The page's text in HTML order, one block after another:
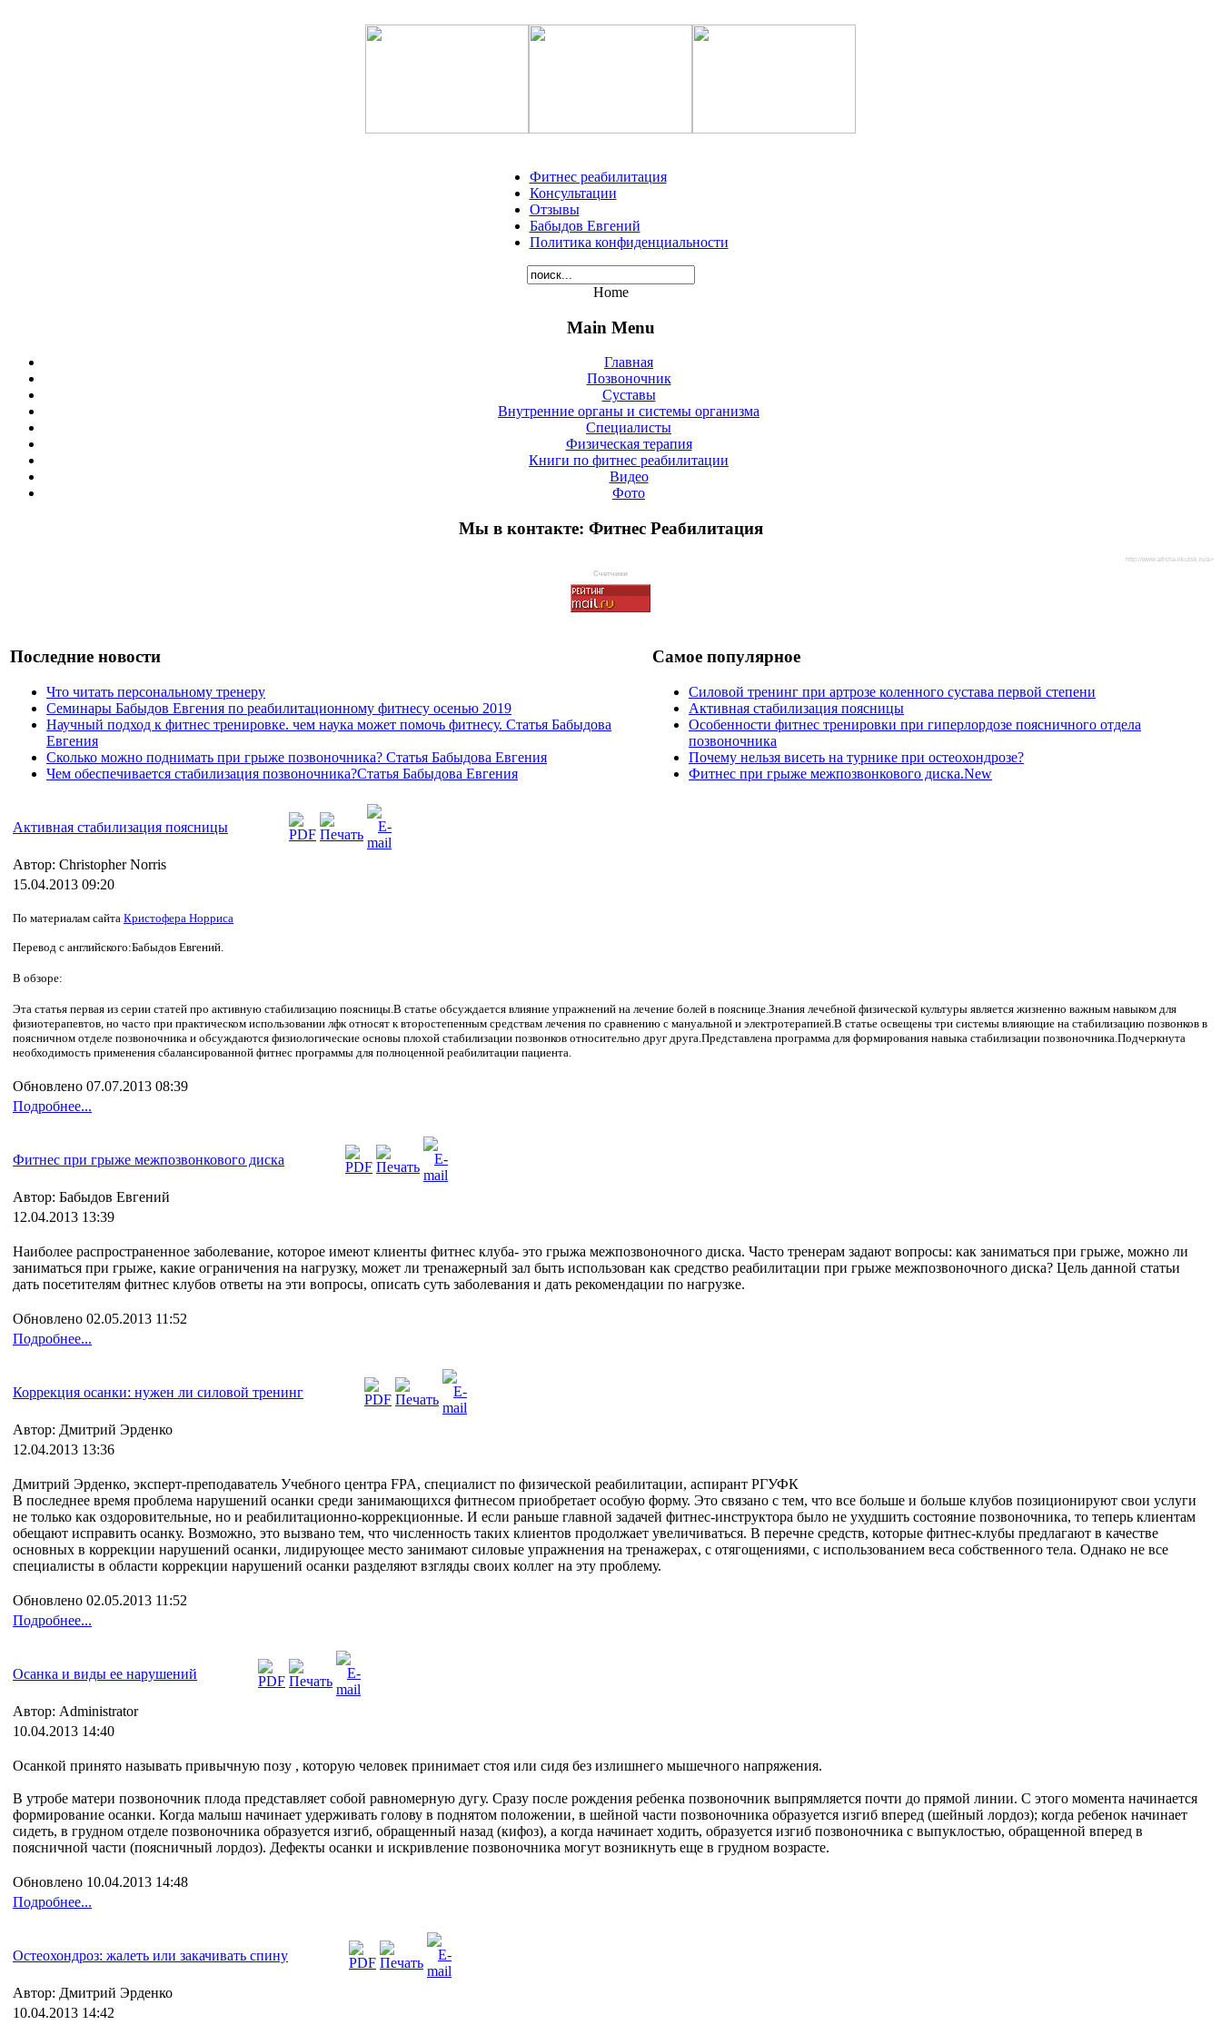
Фитнес реабилитация
Консультации
Отзывы
Бабыдов Евгений
Политика конфиденциальности
Home
Main Menu
Главная
Позвоночник
Суставы
Внутренние органы и системы организма
Специалисты
Физическая терапия
Книги по фитнес реабилитации
Видео
Фото
Мы в контакте: Фитнес Реабилитация
http://www.afisha-irkutsk.ru/a>
Счетчики
Последние новости
Что читать персональному тренеру
Семинары Бабыдов Евгения по реабилитационному фитнесу осенью 2019
Научный подход к фитнес тренировке. чем наука может помочь фитнесу. Статья Бабыдова
Евгения
Сколько можно поднимать при грыже позвоночника? Статья Бабыдова Евгения
Чем обеспечивается стабилизация позвоночника?Статья Бабыдова Евгения
Самое популярное
Силовой тренинг при артрозе коленного сустава первой степени
Активная стабилизация поясницы
Особенности фитнес тренировки при гиперлордозе пояcничного отдела
позвоночника
Почему нельзя висеть на турнике при остеохондрозе?
Фитнес при грыже межпозвонкового диска.New
Активная стабилизация поясницы
Автор: Christopher Norris
15.04.2013 09:20
По материалам сайта Кристофера Норриса
Перевод с английского:Бабыдов Евгений.
В обзоре:
Эта статья первая из серии статей про активную стабилизацию поясницы.В статье обсуждается влияние упражнений на лечение болей в пояснице.Знания лечебной физической культуры является жизненно важным навыком для
физиотерапевтов, но часто при практическом использовании лфк относят к второстепенным средствам лечения по сравнению с мануальной и электротерапией.В статье освещены три системы влияющие на стабилизацию позвонков в
поясничном отделе позвоночника и обсуждаются физиологические основы плохой стабилизации позвонков относительно друг друга.Представлена программа для формирования навыка стабилизации позвоночника.Подчеркнута
необходимость применения сбалансированной фитнес программы для полноценной реабилитации пациента.
Обновлено 07.07.2013 08:39
Подробнее...
Фитнес при грыже межпозвонкового диска
Автор: Бабыдов Евгений
12.04.2013 13:39
Наиболее распространенное заболевание, которое имеют клиенты фитнес клуба- это грыжа межпозвоночного диска. Часто тренерам задают вопросы: как заниматься при грыже, можно ли
заниматься при грыже, какие ограничения на нагрузку, может ли тренажерный зал быть использован как средство реабилитации при грыже межпозвоночного диска? Цель данной статьи
дать посетителям фитнес клубов ответы на эти вопросы, описать суть заболевания и дать рекомендации по нагрузке.
Обновлено 02.05.2013 11:52
Подробнее...
Коррекция осанки: нужен ли силовой тренинг
Автор: Дмитрий Эрденко
12.04.2013 13:36
Дмитрий Эрденко, эксперт-преподаватель Учебного центра FPA, специалист по физической реабилитации, аспирант РГУФК
В последнее время проблема нарушений осанки среди занимающихся фитнесом приобретает особую форму. Это связано с тем, что все больше и больше клубов позиционируют свои услуги
не только как оздоровительные, но и реабилитационно-коррекционные. И если раньше главной задачей фитнес-инструктора было не ухудшить состояние позвоночника, то теперь клиентам
обещают исправить осанку. Возможно, это вызвано тем, что численность таких клиентов продолжает увеличиваться. В перечне средств, которые фитнес-клубы предлагают в качестве
основных в коррекции нарушений осанки, лидирующее место занимают силовые упражнения на тренажерах, с отягощениями, с использованием веса собственного тела. Однако не все
специалисты в области коррекции нарушений осанки разделяют взгляды своих коллег на эту проблему.
Обновлено 02.05.2013 11:52
Подробнее...
Осанка и виды ее нарушений
Автор: Administrator
10.04.2013 14:40
Осанкой принято называть привычную позу , которую человек принимает стоя или сидя без излишнего мышечного напряжения.
В утробе матери позвоночник плода представляет собой равномерную дугу. Сразу после рождения ребенка позвоночник выпрямляется почти до прямой линии. С этого момента начинается
формирование осанки. Когда малыш начинает удерживать голову в поднятом положении, в шейной части позвоночника образуется изгиб вперед (шейный лордоз); когда ребенок начинает
сидеть, в грудном отделе позвоночника образуется изгиб, обращенный назад (кифоз), а когда начинает ходить, образуется изгиб позвоночника с выпуклостью, обращенной вперед в
поясничной части (поясничный лордоз). Дефекты осанки и искривление позвоночника могут возникнуть еще в грудном возрасте.
Обновлено 10.04.2013 14:48
Подробнее...
Остеохондроз: жалеть или закачивать спину
Автор: Дмитрий Эрденко
10.04.2013 14:42